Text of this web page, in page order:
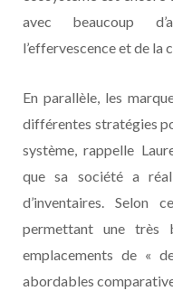
avec beaucoup
l’effervescence et de la
En parallèle, les
différentes stratégies
système, rappelle
que sa société a
d’inventaires. Selon
permettant une très
emplacements de «
abordables